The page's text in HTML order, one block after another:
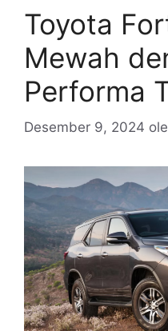
Toyota
Mewah
Performa
Desember 9, 2024